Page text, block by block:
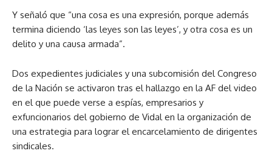
Y señaló que “una cosa es una expresión, porque además
termina diciendo ‘las leyes son las leyes’, y otra cosa es un
delito y una causa armada”.
Dos expedientes judiciales y una subcomisión del Congreso
de la Nación se activaron tras el hallazgo en la AF del video
en el que puede verse a espías, empresarios y
exfuncionarios del gobierno de Vidal en la organización de
una estrategia para lograr el encarcelamiento de dirigentes
sindicales.